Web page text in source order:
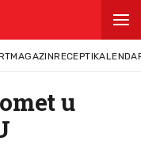
MAGAZINRECEPTI
u